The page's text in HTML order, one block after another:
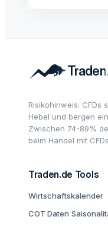
Risikohinweis: CFDs
Hebel und bergen
Zwischen 74-89%
beim Handel mit
Traden.de Tools
Wirtschaftskalender
COT Daten